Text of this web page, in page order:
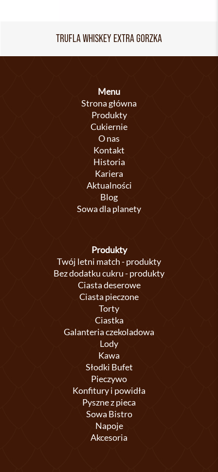
TRUFLA WHISKEY EXTRA GORZKA
Menu
Strona główna
Produkty
Cukiernie
O nas
Kontakt
Historia
Kariera
Aktualności
Blog
Sowa dla planety
Produkty
Twój letni match - produkty
Bez dodatku cukru - produkty
Ciasta deserowe
Ciasta pieczone
Torty
Ciastka
Galanteria czekoladowa
Lody
Kawa
Słodki Bufet
Pieczywo
Konfitury i powidła
Pyszne z pieca
Sowa Bistro
Napoje
Akcesoria